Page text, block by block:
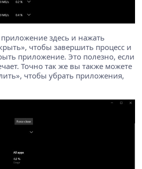
здесь и нажать
чтобы завершить процесс и
приложение. Это полезно, если
Точно так же вы также можете
чтобы убрать приложения,